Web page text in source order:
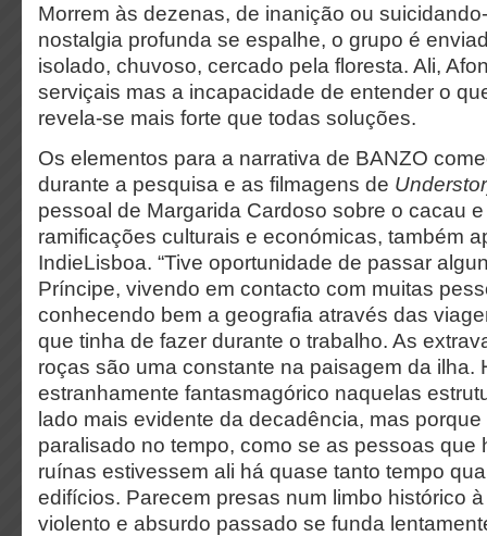
Morrem às dezenas, de inanição ou
nostalgia profunda se espalhe, o grupo é
isolado, chuvoso, cercado pela floresta. Ali,
serviçais mas a incapacidade de entender o
revela-se mais forte que todas soluções.
Os elementos para a narrativa de BANZO
durante a pesquisa e as filmagens de
pessoal de Margarida Cardoso sobre o cacau
ramificações culturais e económicas, também
IndieLisboa. “Tive oportunidade de passar
Príncipe, vivendo em contacto com muitas
conhecendo bem a geografia através das
que tinha de fazer durante o trabalho. As
roças são uma constante na paisagem da ilha.
estranhamente fantasmagórico naquelas
lado mais evidente da decadência, mas
paralisado no tempo, como se as pessoas que
ruínas estivessem ali há quase tanto tempo
edifícios. Parecem presas num limbo histórico
violento e absurdo passado se funda